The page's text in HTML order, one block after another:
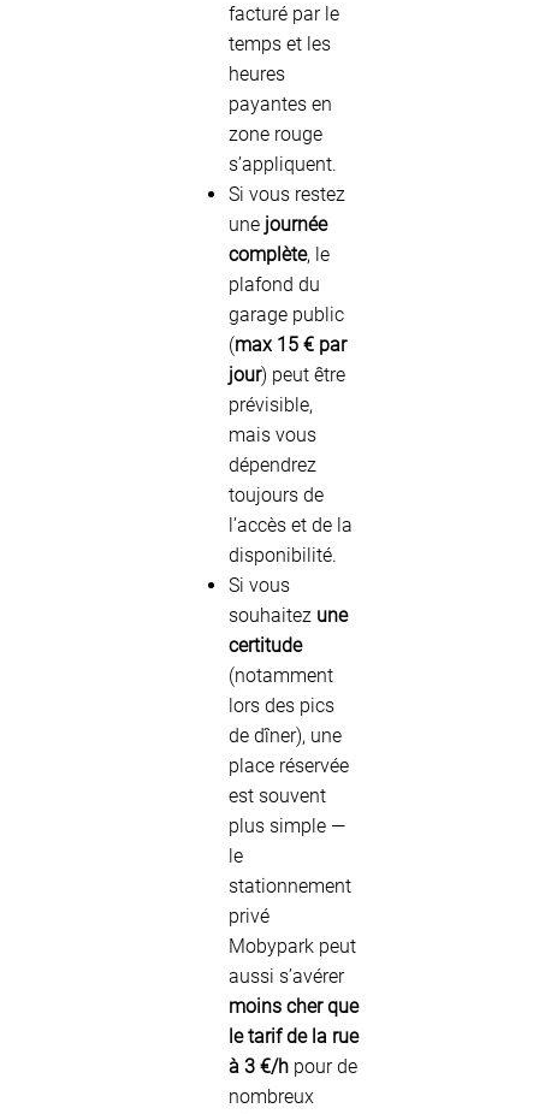
facturé par le
temps et les
heures
payantes en
zone rouge
s’appliquent.
Si vous restez
une journée
complète, le
plafond du
garage public
(max 15 € par
jour) peut être
prévisible,
mais vous
dépendrez
toujours de
l’accès et de la
disponibilité.
Si vous
souhaitez une
certitude
(notamment
lors des pics
de dîner), une
place réservée
est souvent
plus simple —
le
stationnement
privé
Mobypark peut
aussi s’avérer
moins cher que
le tarif de la rue
à 3 €/h pour de
nombreux